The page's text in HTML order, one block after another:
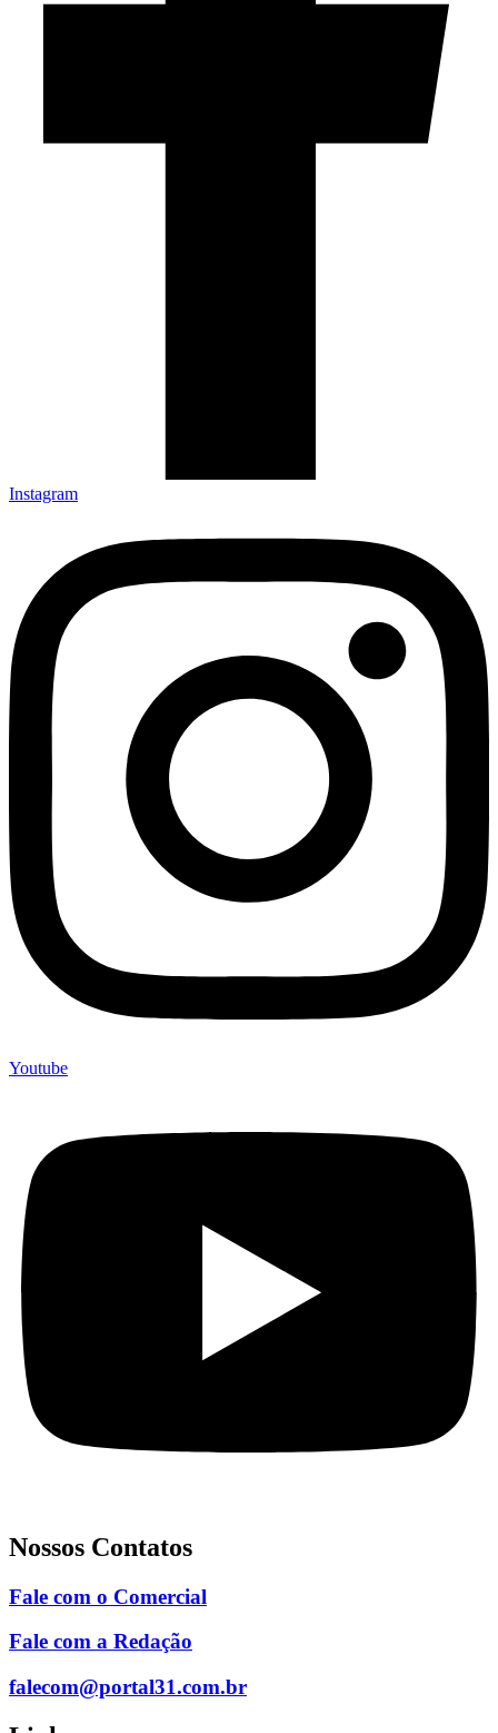
Instagram
Youtube
Nossos Contatos
Fale com o Comercial
Fale com a Redação
falecom@portal31.com.br